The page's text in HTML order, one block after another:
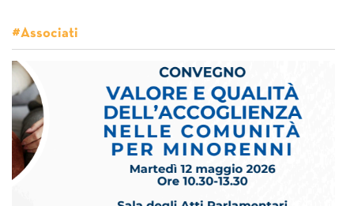
#Associati